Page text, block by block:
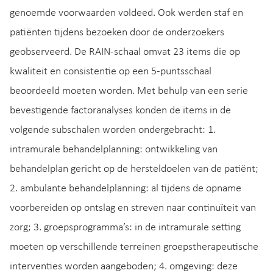
genoemde voorwaarden voldeed. Ook werden staf en
patiënten tijdens bezoeken door de onderzoekers
geobserveerd. De RAIN-schaal omvat 23 items die op
kwaliteit en consistentie op een 5-puntsschaal
beoordeeld moeten worden. Met behulp van een serie
bevestigende factoranalyses konden de items in de
volgende subschalen worden ondergebracht: 1.
intramurale behandelplanning: ontwikkeling van
behandelplan gericht op de hersteldoelen van de patiënt;
2. ambulante behandelplanning: al tijdens de opname
voorbereiden op ontslag en streven naar continuïteit van
zorg; 3. groepsprogramma’s: in de intramurale setting
moeten op verschillende terreinen groepstherapeutische
interventies worden aangeboden; 4. omgeving: deze